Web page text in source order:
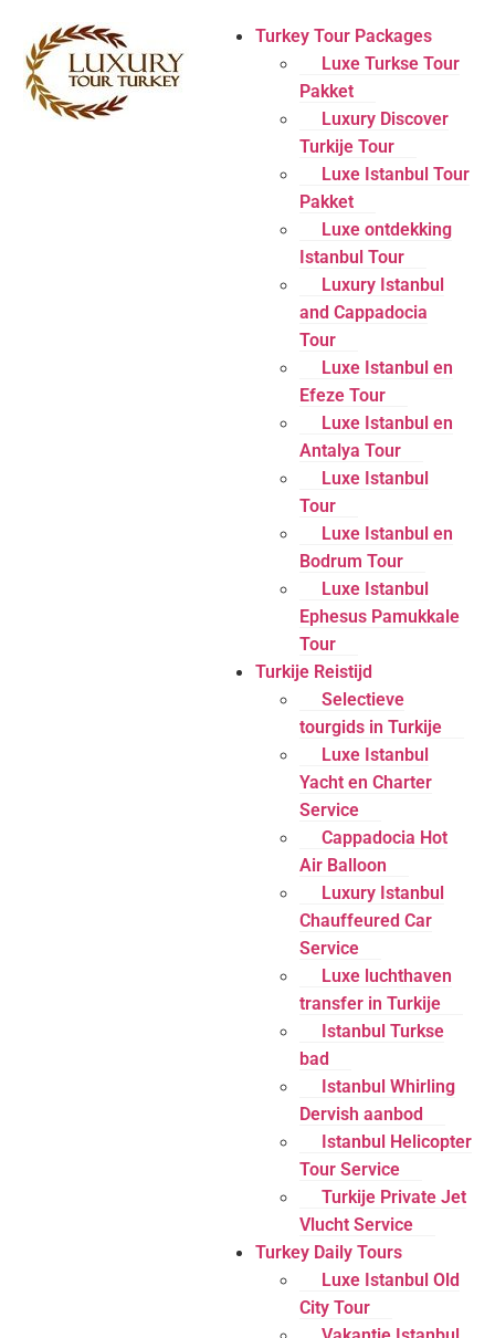
Turkey Tour Packages
Luxe Turkse Tour
Pakket
Luxury Discover
Turkije Tour
Luxe Istanbul Tour
Pakket
Luxe ontdekking
Istanbul Tour
Luxury Istanbul
and Cappadocia
Tour
Luxe Istanbul en
Efeze Tour
Luxe Istanbul en
Antalya Tour
Luxe Istanbul
Tour
Luxe Istanbul en
Bodrum Tour
Luxe Istanbul
Ephesus Pamukkale
Tour
Turkije Reistijd
Selectieve
tourgids in Turkije
Luxe Istanbul
Yacht en Charter
Service
Cappadocia Hot
Air Balloon
Luxury Istanbul
Chauffeured Car
Service
Luxe luchthaven
transfer in Turkije
Istanbul Turkse
bad
Istanbul Whirling
Dervish aanbod
Istanbul Helicopter
Tour Service
Turkije Private Jet
Vlucht Service
Turkey Daily Tours
Luxe Istanbul Old
City Tour